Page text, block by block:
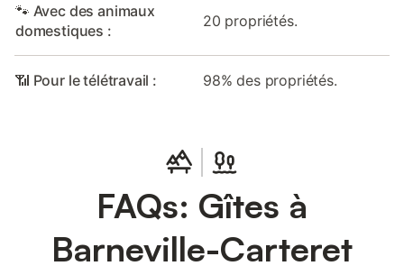
🐾 Avec des animaux
domestiques :
20 propriétés.
📶 Pour le télétravail : 98% des propriétés.
FAQs: Gîtes à
Barneville-Carteret